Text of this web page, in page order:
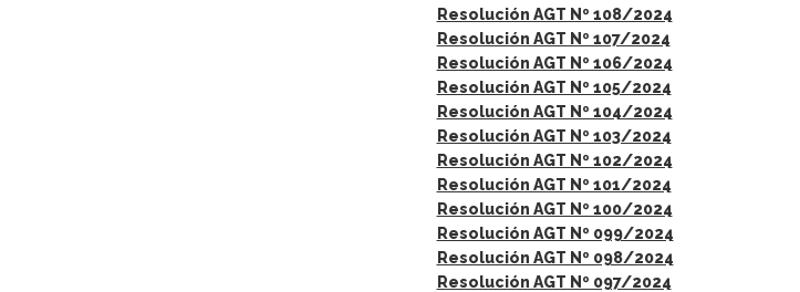
Resolución AGT Nº 108/2024
Resolución AGT Nº 107/2024
Resolución AGT Nº 106/2024
Resolución AGT Nº 105/2024
Resolución AGT Nº 104/2024
Resolución AGT Nº 103/2024
Resolución AGT Nº 102/2024
Resolución AGT Nº 101/2024
Resolución AGT Nº 100/2024
Resolución AGT Nº 099/2024
Resolución AGT Nº 098/2024
Resolución AGT Nº 097/2024